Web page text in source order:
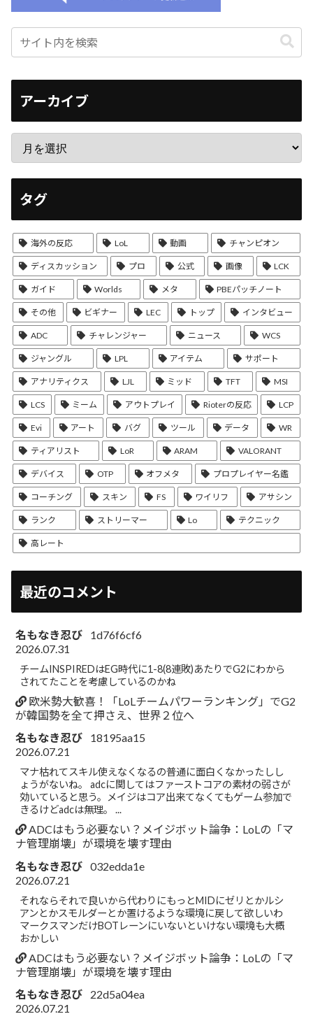
アーカイブ
タグ
海外の反応 LoL 動画 チャンピオン
ディスカッション プロ 公式 画像 LCK
ガイド Worlds メタ PBEパッチノート
その他 ビギナー LEC トップ インタビュー
ADC チャレンジャー ニュース WCS
ジャングル LPL アイテム サポート
アナリティクス LJL ミッド TFT MSI
LCS ミーム アウトプレイ Rioterの反応 LCP
Evi アート バグ ツール データ WR
ティアリスト LoR ARAM VALORANT
デバイス OTP オフメタ プロプレイヤー名鑑
コーチング スキン FS ワイリフ アサシン
ランク ストリーマー Lo テクニック
高レート
最近のコメント
名もなき忍び
1d76f6cf6
2026.07.31
チームINSPIREDはEG時代に1-8(8連敗)あたりでG2にわから
されてたことを考慮しているのかね
欧米勢大歓喜！「LoLチームパワーランキング」でG2
が韓国勢を全て押さえ、世界２位へ
名もなき忍び
18195aa15
2026.07.21
マナ枯れてスキル使えなくなるの普通に面白くなかったしし
ょうがないね。 adcに関してはファーストコアの素材の弱さが
効いていると思う。メイジはコア出来てなくてもゲーム参加で
きるけどadcは無理。 ...
ADCはもう必要ない？メイジボット論争：LoLの「マ
ナ管理崩壊」が環境を壊す理由
名もなき忍び 032edda1e
2026.07.21
それならそれで良いから代わりにもっとMIDにゼリとかルシ
アンとかスモルダーとか置けるような環境に戻して欲しいわ
マークスマンだけBOTレーンにいないといけない環境も大概
おかしい
ADCはもう必要ない？メイジボット論争：LoLの「マ
ナ管理崩壊」が環境を壊す理由
名もなき忍び
22d5a04ea
2026.07.21